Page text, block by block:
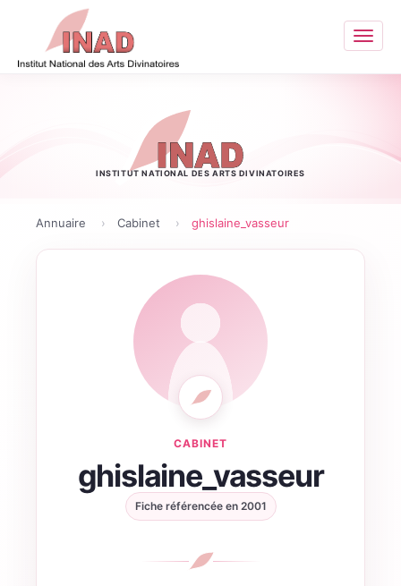
Ouvrir
INSTITUT NATIONAL DES ARTS DIVINATOIRES
Annuaire Cabinet ghislaine_vasseur
CABINET
ghislaine_vasseur
Fiche référencée en 2001